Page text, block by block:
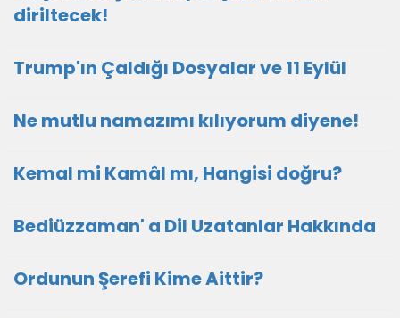
diriltecek!
Trump'ın Çaldığı Dosyalar ve 11 Eylül
Ne mutlu namazımı kılıyorum diyene!
Kemal mi Kamâl mı, Hangisi doğru?
Bediüzzaman' a Dil Uzatanlar Hakkında
Ordunun Şerefi Kime Aittir?